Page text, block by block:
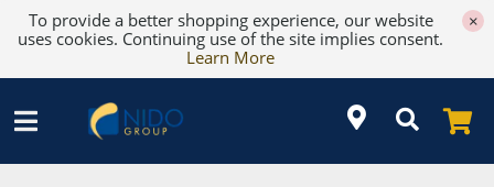
To provide a better shopping experience, our website
uses cookies. Continuing use of the site implies consent.
Learn More
×